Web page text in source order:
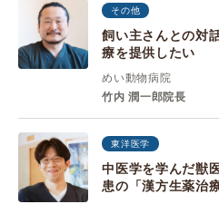
その他
飼い主さんとの対
療を提供したい
めい動物病院
竹内 潤一郎院長
東洋医学
中医学を学んだ獣
患の「漢方生薬治療